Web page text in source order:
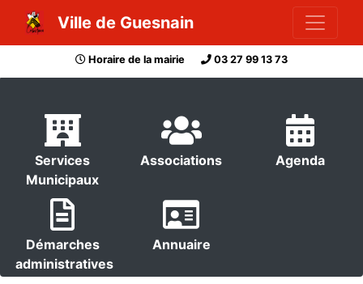
Ville de Guesnain
Horaire de la mairie 03 27 99 13 73
Services
Municipaux
Associations Agenda
Démarches
administratives
Annuaire